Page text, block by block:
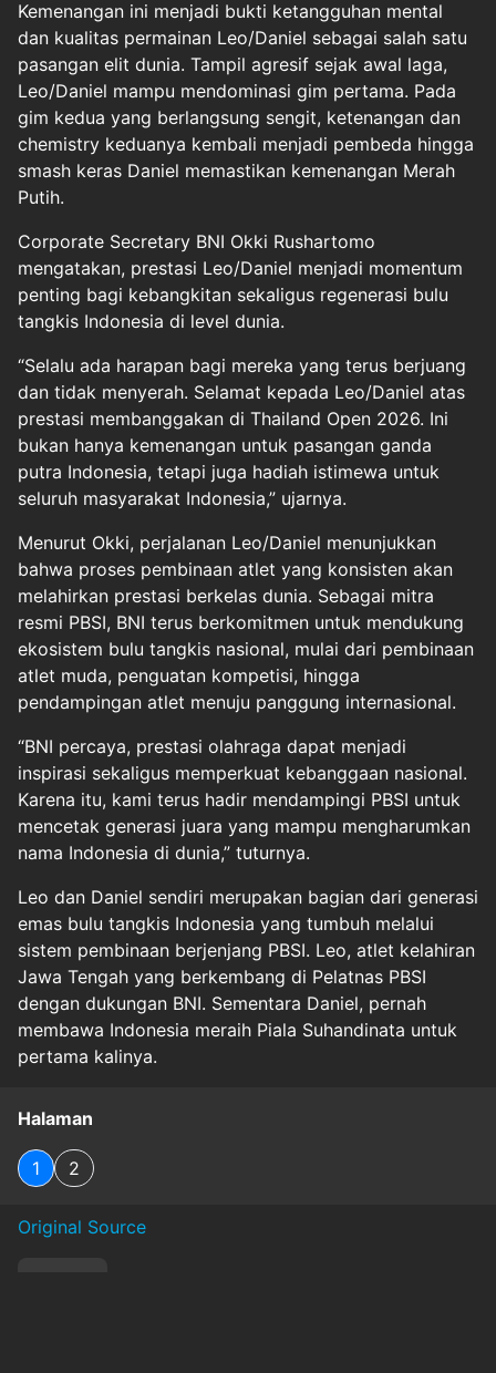
Kemenangan ini menjadi bukti ketangguhan mental
dan kualitas permainan Leo/Daniel sebagai salah satu
pasangan elit dunia. Tampil agresif sejak awal laga,
Leo/Daniel mampu mendominasi gim pertama. Pada
gim kedua yang berlangsung sengit, ketenangan dan
chemistry keduanya kembali menjadi pembeda hingga
smash keras Daniel memastikan kemenangan Merah
Putih.
Corporate Secretary BNI Okki Rushartomo
mengatakan, prestasi Leo/Daniel menjadi momentum
penting bagi kebangkitan sekaligus regenerasi bulu
tangkis Indonesia di level dunia.
“Selalu ada harapan bagi mereka yang terus berjuang
dan tidak menyerah. Selamat kepada Leo/Daniel atas
prestasi membanggakan di Thailand Open 2026. Ini
bukan hanya kemenangan untuk pasangan ganda
putra Indonesia, tetapi juga hadiah istimewa untuk
seluruh masyarakat Indonesia,” ujarnya.
Menurut Okki, perjalanan Leo/Daniel menunjukkan
bahwa proses pembinaan atlet yang konsisten akan
melahirkan prestasi berkelas dunia. Sebagai mitra
resmi PBSI, BNI terus berkomitmen untuk mendukung
ekosistem bulu tangkis nasional, mulai dari pembinaan
atlet muda, penguatan kompetisi, hingga
pendampingan atlet menuju panggung internasional.
“BNI percaya, prestasi olahraga dapat menjadi
inspirasi sekaligus memperkuat kebanggaan nasional.
Karena itu, kami terus hadir mendampingi PBSI untuk
mencetak generasi juara yang mampu mengharumkan
nama Indonesia di dunia,” tuturnya.
Leo dan Daniel sendiri merupakan bagian dari generasi
emas bulu tangkis Indonesia yang tumbuh melalui
sistem pembinaan berjenjang PBSI. Leo, atlet kelahiran
Jawa Tengah yang berkembang di Pelatnas PBSI
dengan dukungan BNI. Sementara Daniel, pernah
membawa Indonesia meraih Piala Suhandinata untuk
pertama kalinya.
Halaman
1 2
Original Source